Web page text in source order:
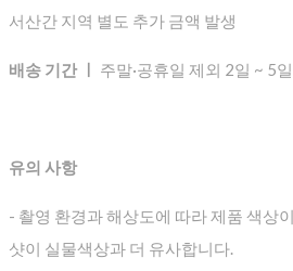
서산간 지역 별도 추가 금액 발생
배송 기간 ㅣ 주말·공휴일 제외 2일 ~ 5일
유의 사항
- 촬영 환경과 해상도에 따라 제품 색상
샷이 실물색상과 더 유사합니다.